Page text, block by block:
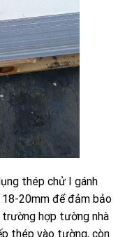
thép chử I gánh
20mm để đảm bảo
hợp tường nhà
thép vào tường, còn